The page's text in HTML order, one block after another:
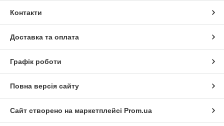
Контакти
Доставка та оплата
Графік роботи
Повна версія сайту
Сайт створено на маркетплейсі Prom.ua